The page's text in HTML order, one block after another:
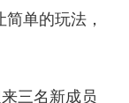
单的玩法，